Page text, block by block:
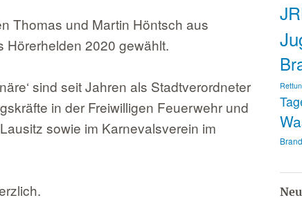
Thomas und Martin Höntsch aus
Hörerhelden 2020 gewählt.
sind seit Jahren als Stadtverordneter
in der Freiwilligen Feuerwehr und
sowie im Karnevalsverein im